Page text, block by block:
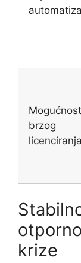
Mogućnost
brzog
licenciranja
krize